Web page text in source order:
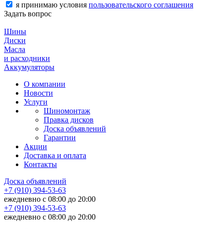
я принимаю условия пользовательского соглашения
Задать вопрос
Шины
Диски
Масла
и расходники
Аккумуляторы
О компании
Новости
Услуги
Шиномонтаж
Правка дисков
Доска объявлений
Гарантии
Акции
Доставка и оплата
Контакты
Доска объявлений
+7 (910) 394-53-63
ежедневно с 08:00 до 20:00
+7 (910) 394-53-63
ежедневно с 08:00 до 20:00